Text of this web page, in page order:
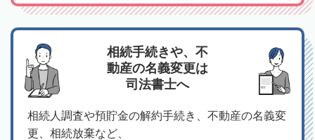
相続手続きや、不
動産の名義変更は
司法書士へ
相続人調査や預貯金の解約手続き、不動産の名義変
更、相続放棄など、